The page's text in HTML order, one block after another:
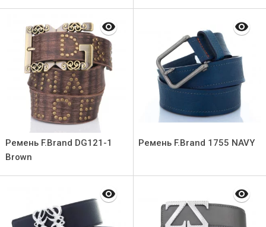
Ремень F.Brand DG121-1
Brown
Ремень F.Brand 1755 NAVY